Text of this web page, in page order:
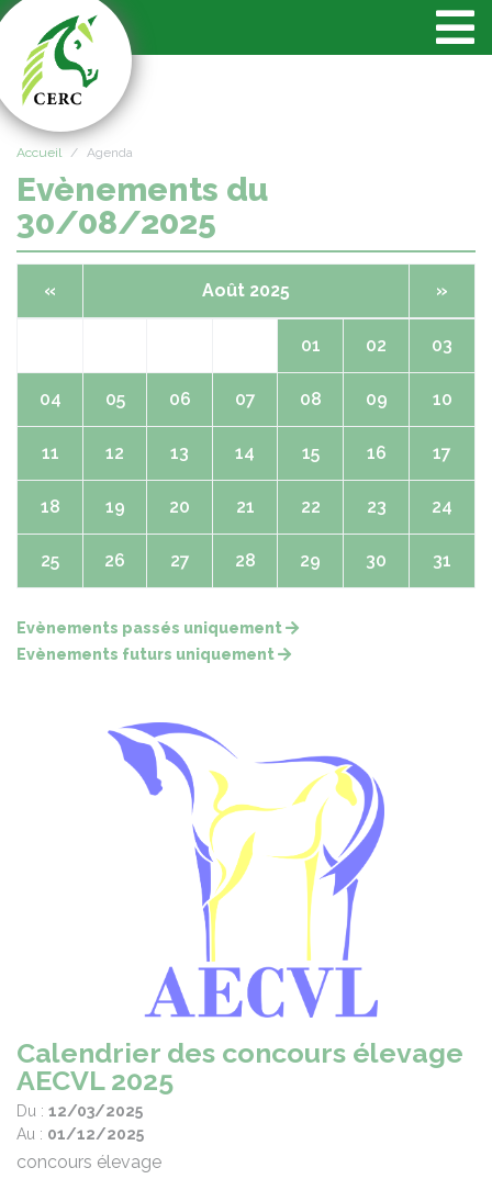
Accueil Agenda
Evènements du
30/08/2025
« Août 2025 »
01 02 03
04 05 06 07 08 09 10
11 12 13 14 15 16 17
18 19 20 21 22 23 24
25 26 27 28 29 30 31
Evènements passés uniquement
Evènements futurs uniquement
Calendrier des concours élevage
AECVL 2025
Du : 12/03/2025
Au : 01/12/2025
concours élevage
Panneau de gestion des cookies